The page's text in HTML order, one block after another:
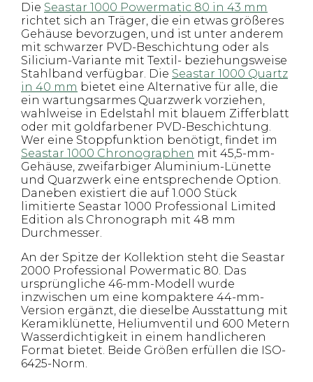
Die Seastar 1000 Powermatic 80 in 43 mm
richtet sich an Träger, die ein etwas größeres
Gehäuse bevorzugen, und ist unter anderem
mit schwarzer PVD-Beschichtung oder als
Silicium-Variante mit Textil- beziehungsweise
Stahlband verfügbar. Die Seastar 1000 Quartz
in 40 mm bietet eine Alternative für alle, die
ein wartungsarmes Quarzwerk vorziehen,
wahlweise in Edelstahl mit blauem Zifferblatt
oder mit goldfarbener PVD-Beschichtung.
Wer eine Stoppfunktion benötigt, findet im
Seastar 1000 Chronographen mit 45,5-mm-
Gehäuse, zweifarbiger Aluminium-Lünette
und Quarzwerk eine entsprechende Option.
Daneben existiert die auf 1.000 Stück
limitierte Seastar 1000 Professional Limited
Edition als Chronograph mit 48 mm
Durchmesser.
An der Spitze der Kollektion steht die Seastar
2000 Professional Powermatic 80. Das
ursprüngliche 46-mm-Modell wurde
inzwischen um eine kompaktere 44-mm-
Version ergänzt, die dieselbe Ausstattung mit
Keramiklünette, Heliumventil und 600 Metern
Wasserdichtigkeit in einem handlicheren
Format bietet. Beide Größen erfüllen die ISO-
6425-Norm.